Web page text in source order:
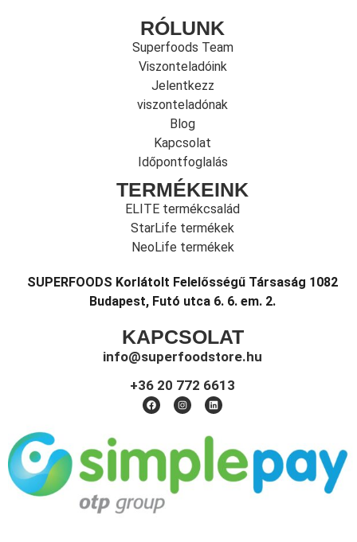
RÓLUNK
Superfoods Team
Viszonteladóink
Jelentkezz
viszonteladónak
Blog
Kapcsolat
Időpontfoglalás
TERMÉKEINK
ELITE termékcsalád
StarLife termékek
NeoLife termékek
SUPERFOODS Korlátolt Felelősségű Társaság 1082
Budapest, Futó utca 6. 6. em. 2.
KAPCSOLAT
info@superfoodstore.hu
+36 20 772 6613